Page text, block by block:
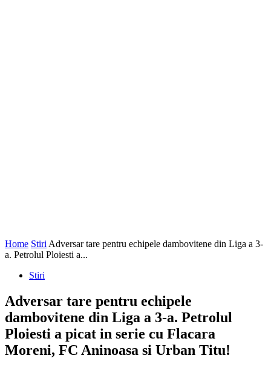
Home Stiri Adversar tare pentru echipele dambovitene din Liga a 3-
a. Petrolul Ploiesti a...
Stiri
Adversar tare pentru echipele
dambovitene din Liga a 3-a. Petrolul
Ploiesti a picat in serie cu Flacara
Moreni, FC Aninoasa si Urban Titu!